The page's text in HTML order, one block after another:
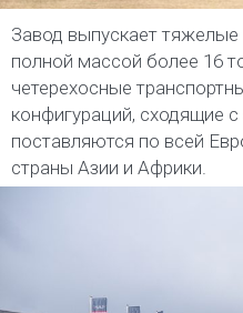
Завод выпускает тяжелые
полной массой более 16
четерехосные
конфигураций, сходящие
поставляются по всей
страны Азии и Африки.